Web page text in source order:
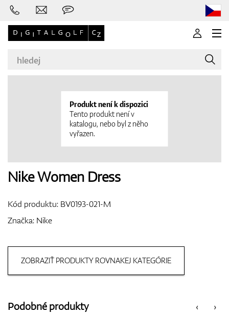
Značky
Golfové hole
Oblečení
Boty
Produkt není k dispozici
Tento produkt není v
katalogu, nebo byl z něho
vyřazen.
Nike Women Dress
Kód produktu: BV0193-021-M
Značka: Nike
ZOBRAZIŤ PRODUKTY ROVNAKEJ KATEGÓRIE
‹
Podobné produkty ›